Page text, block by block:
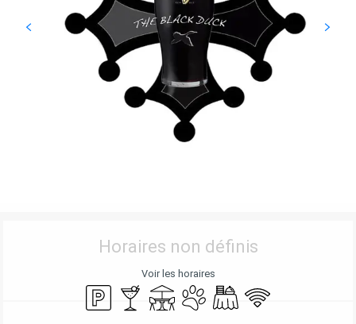
OUVERTURE ET COORDONNÉES
Horaires non définis
Voir les horaires
ParkingBar / Buvette
TerrasseAnimaux acceptés
Banquet
WiFi